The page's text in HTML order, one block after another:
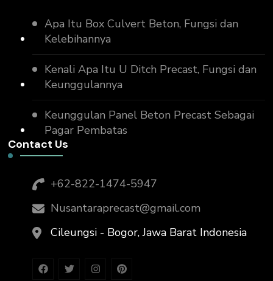
Apa Itu Box Culvert Beton, Fungsi dan
Kelebihannya
Kenali Apa Itu U Ditch Precast, Fungsi dan
Keunggulannya
Keunggulan Panel Beton Precast Sebagai
Pagar Pembatas
Contact Us
+62-822-1474-5947
Nusantaraprecast@gmail.com
Cileungsi - Bogor, Jawa Barat Indonesia